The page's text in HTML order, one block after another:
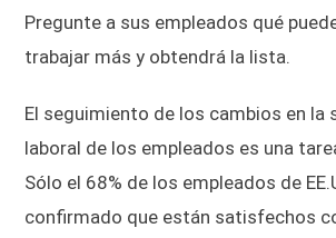
Pregunte a sus empleados qué
trabajar más y obtendrá la lista.
El seguimiento de los cambios en la
laboral de los empleados es una
Sólo el 68% de los empleados de
confirmado que están satisfechos